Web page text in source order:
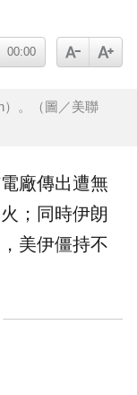
00:00
）。（圖／美聯
廠傳出遭無
；同時伊朗
，美伊僵持不